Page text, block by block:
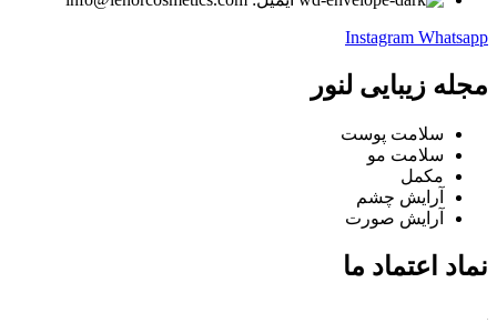
Instagram Whatsapp
مجله زیبایی لنور
سلامت پوست
سلامت مو
مکمل
آرایش چشم
آرایش صورت
نماد اعتماد ما